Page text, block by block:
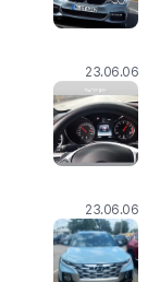
23.06.06
23.06.06